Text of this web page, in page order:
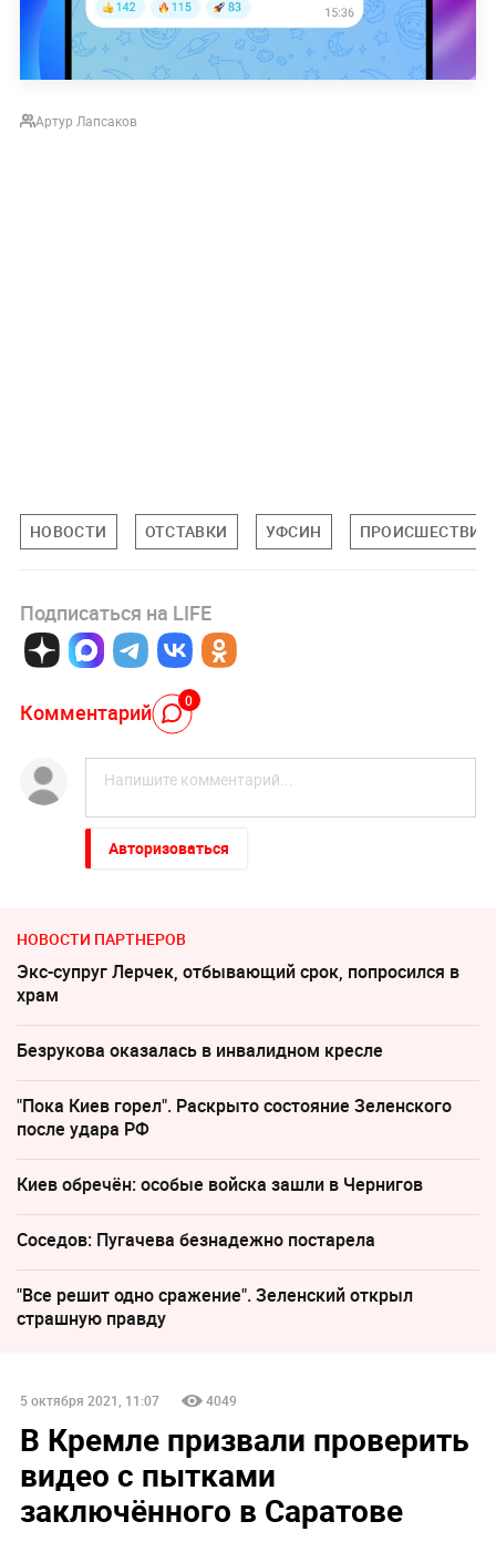
Артур Лапсаков
НОВОСТИ ОТСТАВКИ УФСИН ПРОИСШЕСТВИЯ
Подписаться на LIFE
Комментарий 0
Авторизоваться
НОВОСТИ ПАРТНЕРОВ
Экс-супруг Лерчек, отбывающий срок, попросился в
храм
Безрукова оказалась в инвалидном кресле
"Пока Киев горел". Раскрыто состояние Зеленского
после удара РФ
Киев обречён: особые войска зашли в Чернигов
Соседов: Пугачева безнадежно постарела
"Все решит одно сражение". Зеленский открыл
страшную правду
5 октября 2021, 11:07 4049
В Кремле призвали проверить
видео с пытками
заключённого в Саратове